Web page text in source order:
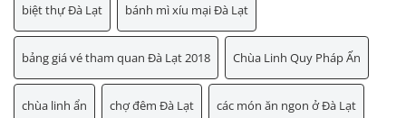
biệt thự Đà Lạt bánh mì xíu mại Đà Lạt
bảng giá vé tham quan Đà Lạt 2018 Chùa Linh Quy Pháp Ấn
chùa linh ẩn chợ đêm Đà Lạt các món ăn ngon ở Đà Lạt